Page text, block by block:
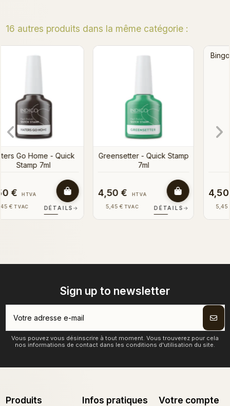
16 autres produits dans la même catégorie :
Greensetter - Quick Stamp
4,50 € HTVA
5,45 € TVAC DÉTAILS →
Bingo ! - Quick Stamp 7ml
4,50 € HTVA
5,45 € TVAC DÉTAILS
Sign up to newsletter
Vous pouvez vous désinscrire à tout moment. Vous trouverez pour cela
nos informations de contact dans les conditions d'utilisation du site.
Produits Infos pratiques Votre compte